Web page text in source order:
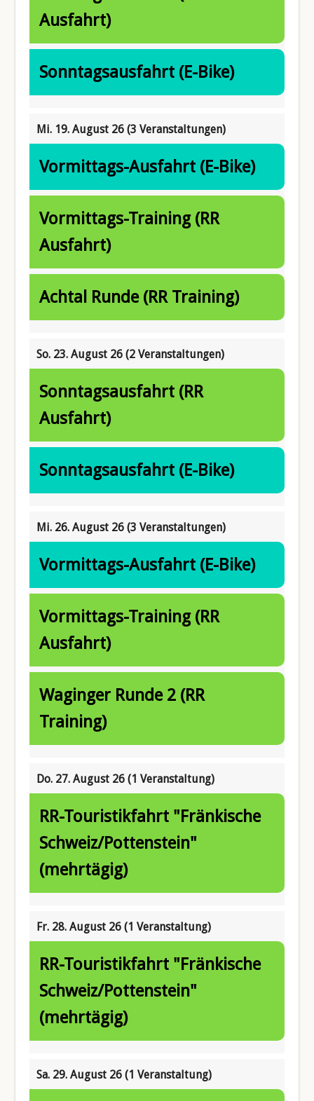
Ausfahrt)
Sonntagsausfahrt (E-Bike)
Mi. 19. August 26(3 Veranstaltungen)
Vormittags-Ausfahrt (E-Bike)
Vormittags-Training (RR
Ausfahrt)
Achtal Runde (RR Training)
So. 23. August 26(2 Veranstaltungen)
Sonntagsausfahrt (RR
Ausfahrt)
Sonntagsausfahrt (E-Bike)
Mi. 26. August 26(3 Veranstaltungen)
Vormittags-Ausfahrt (E-Bike)
Vormittags-Training (RR
Ausfahrt)
Waginger Runde 2 (RR
Training)
Do. 27. August 26(1 Veranstaltung)
RR-Touristikfahrt "Fränkische
Schweiz/Pottenstein"
(mehrtägig)
Fr. 28. August 26(1 Veranstaltung)
RR-Touristikfahrt "Fränkische
Schweiz/Pottenstein"
(mehrtägig)
Sa. 29. August 26(1 Veranstaltung)